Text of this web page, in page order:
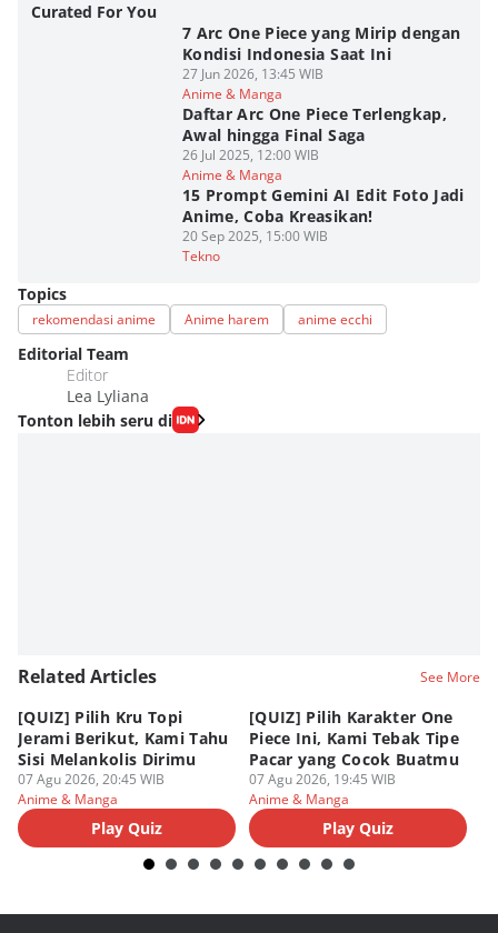
Curated For You
7 Arc One Piece yang Mirip dengan
Kondisi Indonesia Saat Ini
27 Jun 2026, 13:45 WIB
Anime & Manga
Daftar Arc One Piece Terlengkap,
Awal hingga Final Saga
26 Jul 2025, 12:00 WIB
Anime & Manga
15 Prompt Gemini AI Edit Foto Jadi
Anime, Coba Kreasikan!
20 Sep 2025, 15:00 WIB
Tekno
Topics
rekomendasi anime Anime harem anime ecchi
Editorial Team
Editor
Lea Lyliana
Tonton lebih seru di
Related Articles See More
[QUIZ] Pilih Kru Topi
Jerami Berikut, Kami Tahu
Sisi Melankolis Dirimu
07 Agu 2026, 20:45 WIB
Anime & Manga
Play Quiz
[QUIZ] Pilih Karakter One
Piece Ini, Kami Tebak Tipe
Pacar yang Cocok Buatmu
07 Agu 2026, 19:45 WIB
Anime & Manga
Play Quiz